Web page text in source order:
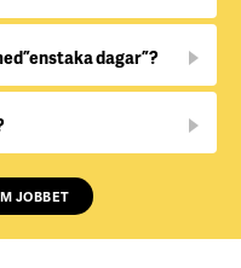
”enstaka dagar”?
JOBBET